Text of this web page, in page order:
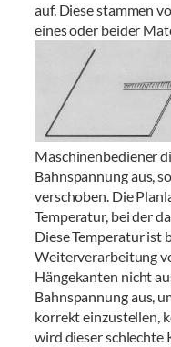
auf. Diese stammen
eines oder beider
Maschinenbediener
Bahnspannung aus,
verschoben. Die
Temperatur, bei der
Diese Temperatur ist
Weiterverarbeitung
Hängekanten nicht
Bahnspannung aus,
korrekt einzustellen,
wird dieser schlechte